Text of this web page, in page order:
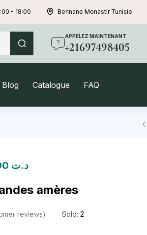
- 18:00 Bennane Monastir Tunisie
APPELEZ MAINTENANT
+21697498405
Blog Catalogue FAQ
د.ت
amères
reviews Sold: 2